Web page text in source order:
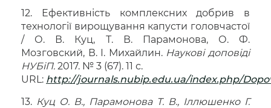
12. Ефективність комплексних добрив в
технології вирощування капусти головчастої
/ О. В. Куц, Т. В. Парамонова, О. Ф.
Мозговский, В. І. Михайлин. Наукові доповіді
НУБіП. 2017. № 3 (67). 11 с.
URL: http://journals.nubip.edu.ua/index.php/
13. Куц О. В., Парамонова Т. В., Іллюшенко Г.